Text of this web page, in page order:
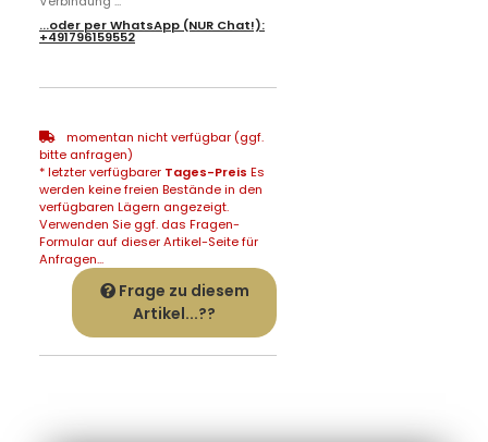
...oder perWhatsApp (NUR Chat!):
+491796159552
momentan nicht verfügbar (ggf.
bitte anfragen)
* letzter verfügbarer Tages-Preis Es
werden keine freien Bestände in den
verfügbaren Lägern angezeigt.
Verwenden Sie ggf. das Fragen-
Formular auf dieser Artikel-Seite für
Anfragen...
Frage zu diesem
Artikel...??